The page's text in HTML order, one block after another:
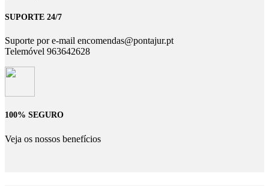
SUPORTE 24/7
Suporte por e-mail encomendas@pontajur.pt
Telemóvel 963642628
100% SEGURO
Veja os nossos benefícios